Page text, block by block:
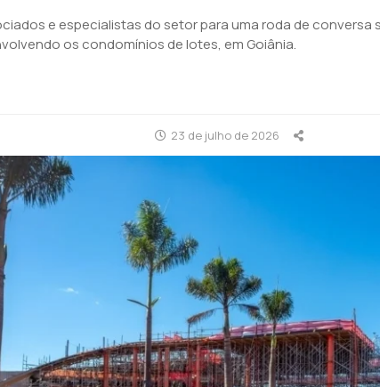
e especialistas do setor para uma roda de conversa
os condomínios de lotes, em Goiânia.
23 de julho de 2026